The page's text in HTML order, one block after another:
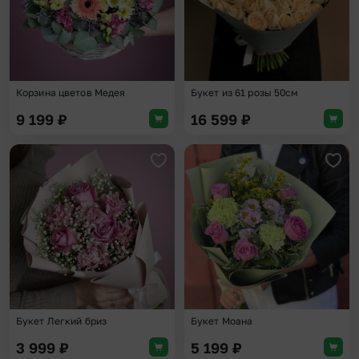
Корзина цветов Медея
9 199 ₽
Букет из 61 розы 50см
16 599 ₽
Добавить в избранное
Букет Легкий бриз
3 999 ₽
Букет Моана
5 199 ₽